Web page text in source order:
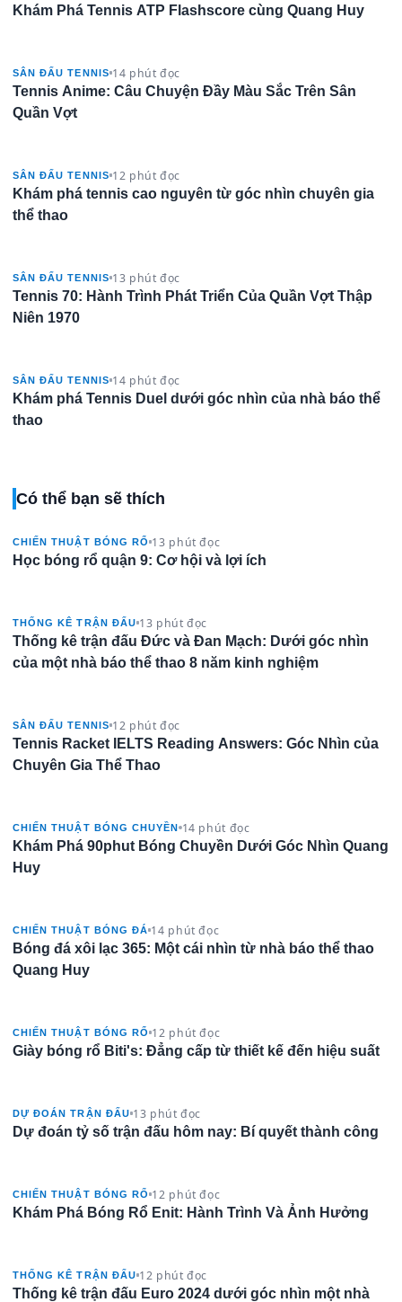
Khám Phá Tennis ATP Flashscore cùng Quang Huy
SÂN ĐẤU TENNIS 14 phút đọc
Tennis Anime: Câu Chuyện Đầy Màu Sắc Trên Sân
Quần Vợt
SÂN ĐẤU TENNIS 12 phút đọc
Khám phá tennis cao nguyên từ góc nhìn chuyên gia
thể thao
SÂN ĐẤU TENNIS 13 phút đọc
Tennis 70: Hành Trình Phát Triển Của Quần Vợt Thập
Niên 1970
SÂN ĐẤU TENNIS 14 phút đọc
Khám phá Tennis Duel dưới góc nhìn của nhà báo thể
thao
Có thể bạn sẽ thích
CHIẾN THUẬT BÓNG RỔ 13 phút đọc
Học bóng rổ quận 9: Cơ hội và lợi ích
THỐNG KÊ TRẬN ĐẤU 13 phút đọc
Thống kê trận đấu Đức và Đan Mạch: Dưới góc nhìn
của một nhà báo thể thao 8 năm kinh nghiệm
SÂN ĐẤU TENNIS 12 phút đọc
Tennis Racket IELTS Reading Answers: Góc Nhìn của
Chuyên Gia Thể Thao
CHIẾN THUẬT BÓNG CHUYỀN 14 phút đọc
Khám Phá 90phut Bóng Chuyền Dưới Góc Nhìn Quang
Huy
CHIẾN THUẬT BÓNG ĐÁ 14 phút đọc
Bóng đá xôi lạc 365: Một cái nhìn từ nhà báo thể thao
Quang Huy
CHIẾN THUẬT BÓNG RỔ 12 phút đọc
Giày bóng rổ Biti's: Đẳng cấp từ thiết kế đến hiệu suất
DỰ ĐOÁN TRẬN ĐẤU 13 phút đọc
Dự đoán tỷ số trận đấu hôm nay: Bí quyết thành công
CHIẾN THUẬT BÓNG RỔ 12 phút đọc
Khám Phá Bóng Rổ Enit: Hành Trình Và Ảnh Hưởng
THỐNG KÊ TRẬN ĐẤU 12 phút đọc
Thống kê trận đấu Euro 2024 dưới góc nhìn một nhà